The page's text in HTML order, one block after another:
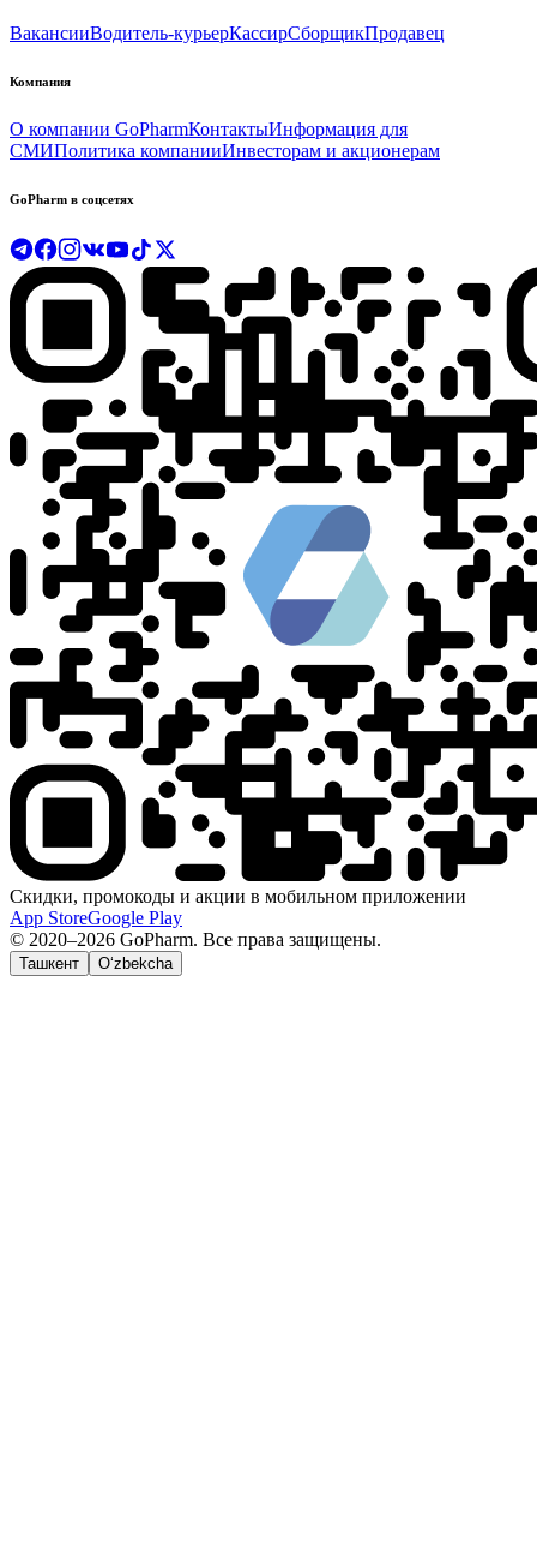
ВакансииВодитель-курьерКассирСборщикПродавец
Компания
О компании GoPharmКонтактыИнформация для
СМИПолитика компанииИнвесторам и акционерам
GoPharm в соцсетях
Скидки, промокоды и акции в мобильном приложении
App StoreGoogle Play
© 2020–2026 GoPharm. Все права защищены.
Ташкент O‘zbekcha